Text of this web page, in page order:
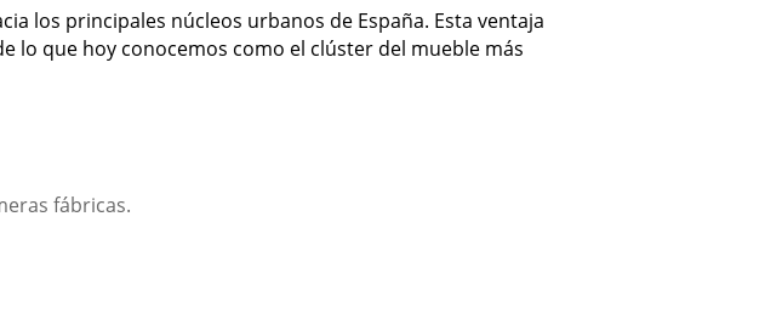
los principales núcleos urbanos de España. Esta ventaja
lo que hoy conocemos como el clúster del mueble más
fábricas.